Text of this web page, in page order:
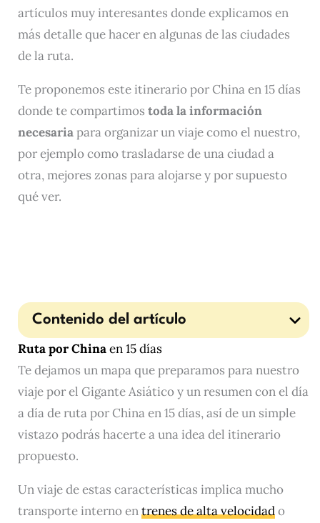
artículos muy interesantes donde explicamos en
más detalle que hacer en algunas de las ciudades
de la ruta.
Te proponemos este itinerario por China en 15 días
donde te compartimos toda la información
necesariapara organizar un viaje como el nuestro,
por ejemplo como trasladarse de una ciudad a
otra, mejores zonas para alojarse y por supuesto
qué ver.
Contenido del artículo
Ruta por Chinaen 15 días
Te dejamos un mapa que preparamos para nuestro
viaje por el Gigante Asiático y un resumen con el día
a día de ruta por China en 15 días, así de un simple
vistazo podrás hacerte a una idea del itinerario
propuesto.
Un viaje de estas características implica mucho
transporte interno entrenes de alta velocidado